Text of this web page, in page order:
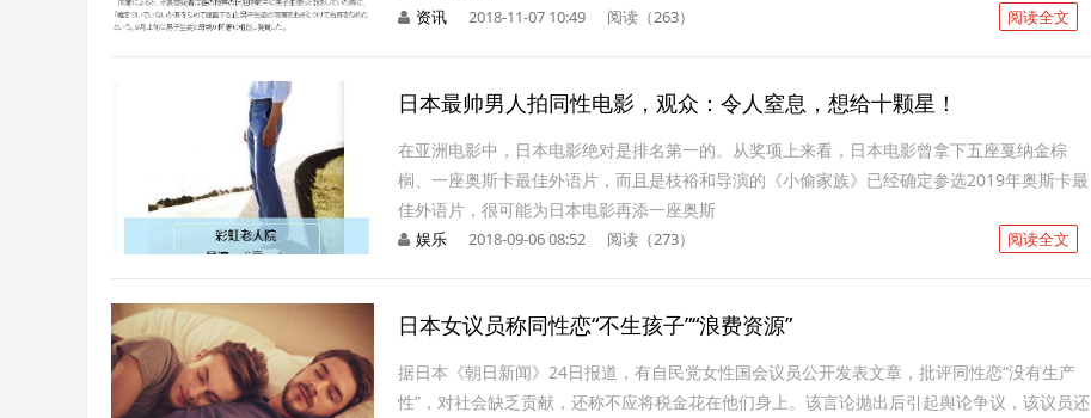
阅读全文
资讯 2018-11-07 10:49 阅读（263）
日本最帅男人拍同性电影，观众：令人窒息，想给十颗星！
在亚洲电影中，日本电影绝对是排名第一的。从奖项上来看，日本电影曾拿下五座戛纳金棕
榈、一座奥斯卡最佳外语片，而且是枝裕和导演的《小偷家族》已经确定参选2019年奥斯卡最
佳外语片，很可能为日本电影再添一座奥斯
阅读全文
娱乐 2018-09-06 08:52 阅读（273）
日本女议员称同性恋“不生孩子”“浪费资源”
据日本《朝日新闻》24日报道，有自民党女性国会议员公开发表文章，批评同性恋“没有生产
性”，对社会缺乏贡献，还称不应将税金花在他们身上。该言论抛出后引起舆论争议，该议员还